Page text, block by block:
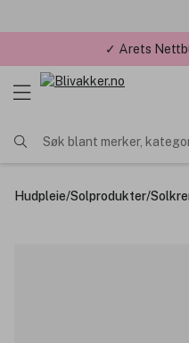
✓ Årets
Søk blant merker,
Hudpleie/Solprodukter/